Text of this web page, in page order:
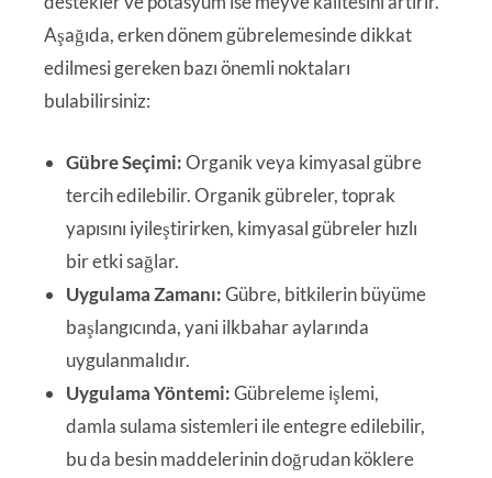
Aşağıda, erken dönem gübrelemesinde dikkat
edilmesi gereken bazı önemli noktaları
bulabilirsiniz:
Gübre Seçimi:Organik veya kimyasal gübre
tercih edilebilir. Organik gübreler, toprak
yapısını iyileştirirken, kimyasal gübreler hızlı
bir etki sağlar.
Uygulama Zamanı:Gübre, bitkilerin büyüme
başlangıcında, yani ilkbahar aylarında
uygulanmalıdır.
Uygulama Yöntemi:Gübreleme işlemi,
damla sulama sistemleri ile entegre edilebilir,
bu da besin maddelerinin doğrudan köklere